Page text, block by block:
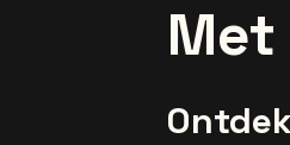
Met